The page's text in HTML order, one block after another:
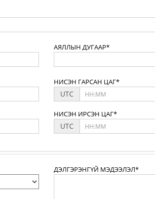
АЯЛЛЫН ДУГААР*
НИСЭН ГАРСАН ЦАГ*
UTC
НИСЭН ИРСЭН ЦАГ*
UTC
ДЭЛГЭРЭНГҮЙ МЭДЭЭЛЭЛ*